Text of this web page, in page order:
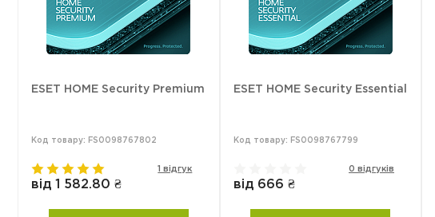
ESET HOME Security Premium
Код товару: FS0098767802
1 відгук
від 1 582.80 ₴
ESET HOME Security Essential
Код товару: FS0098767799
0 відгуків
від 666 ₴